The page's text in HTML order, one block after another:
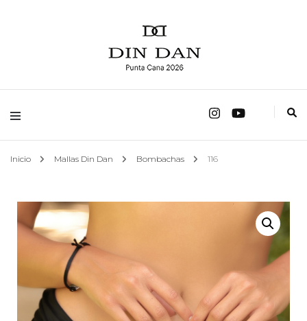
Mallas Din Dan
Inicio Mallas Din Dan Bombachas 116